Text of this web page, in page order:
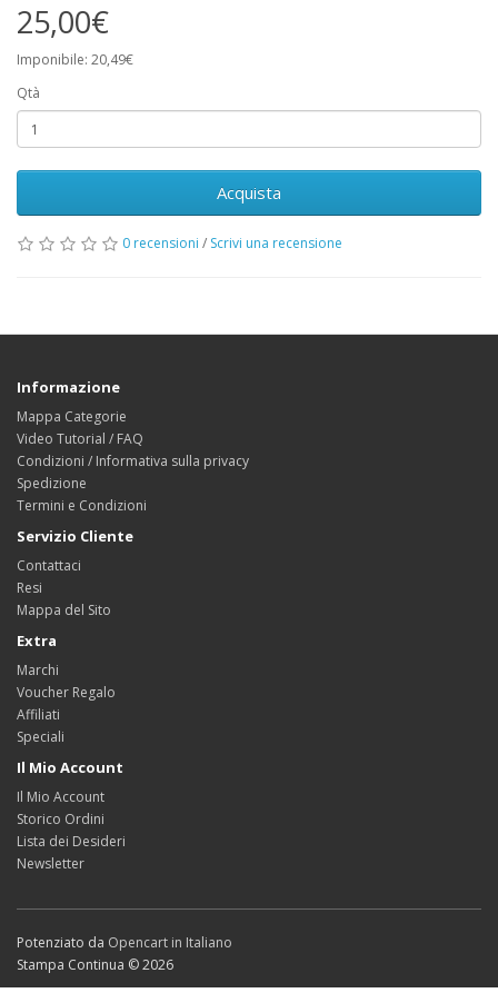
25,00€
Imponibile: 20,49€
Qtà
Acquista
0 recensioni / Scrivi una recensione
Informazione
Mappa Categorie
Video Tutorial / FAQ
Condizioni / Informativa sulla privacy
Spedizione
Termini e Condizioni
Servizio Cliente
Contattaci
Resi
Mappa del Sito
Extra
Marchi
Voucher Regalo
Affiliati
Speciali
Il Mio Account
Il Mio Account
Storico Ordini
Lista dei Desideri
Newsletter
Potenziato da Opencart in Italiano
Stampa Continua © 2026